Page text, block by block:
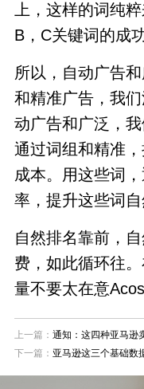
上，这样的词纯
B，C关键词的成
所以，自动广告
和精准广告，我
动广告和广泛，我
通过词组和精准
成本。用这些词
率，提升这些词自
自然排名靠前，
费，如此循环往
量不要太在意Acos
上一篇： 通知：这四种亚马逊
下一篇： 亚马逊这三个基础数